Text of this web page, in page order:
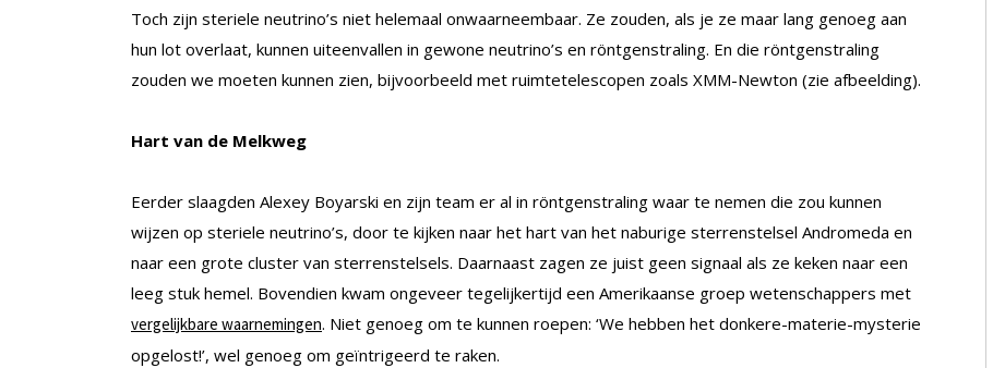
Toch zijn steriele neutrino’s niet helemaal onwaarneembaar. Ze zouden, als je ze maar lang genoeg aan
hun lot overlaat, kunnen uiteenvallen in gewone neutrino’s en röntgenstraling. En die röntgenstraling
zouden we moeten kunnen zien, bijvoorbeeld met ruimtetelescopen zoals XMM-Newton (zie afbeelding).
Hart van de Melkweg
Eerder slaagden Alexey Boyarski en zijn team er al in röntgenstraling waar te nemen die zou kunnen
wijzen op steriele neutrino’s, door te kijken naar het hart van het naburige sterrenstelsel Andromeda en
naar een grote cluster van sterrenstelsels. Daarnaast zagen ze juist geen signaal als ze keken naar een
leeg stuk hemel. Bovendien kwam ongeveer tegelijkertijd een Amerikaanse groep wetenschappers met
vergelijkbare waarnemingen. Niet genoeg om te kunnen roepen: ‘We hebben het donkere-materie-mysterie
opgelost!’, wel genoeg om geïntrigeerd te raken.